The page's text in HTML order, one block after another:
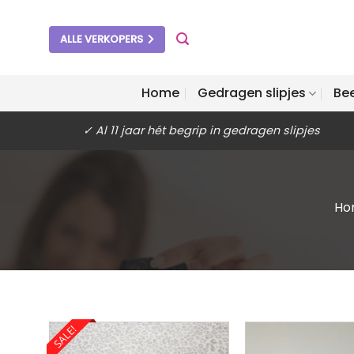
ALLE VERKOPERS
Home Gedragen slipjes
✓ Al 11 jaar hét begrip in gedragen slipjes
SALE!